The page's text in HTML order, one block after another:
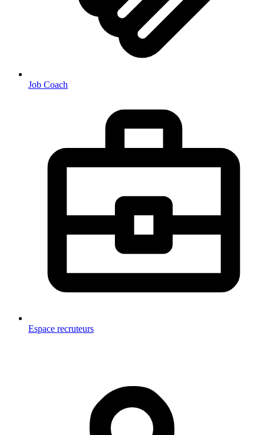
Job Coach
Espace recruteurs